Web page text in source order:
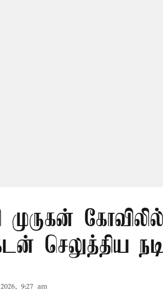
முருகன்
செலுத்திய
9:27 am